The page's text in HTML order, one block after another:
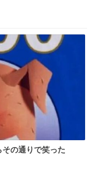
の通りで笑った